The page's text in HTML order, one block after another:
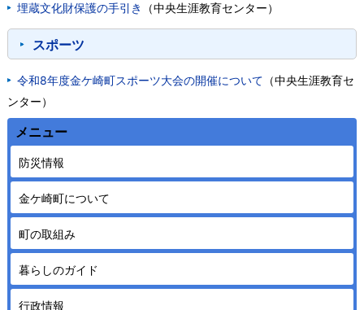
埋蔵文化財保護の手引き
（中央生涯教育センター）
スポーツ
令和8年度金ケ崎町スポーツ大会の開催について （中央生涯教育セ
ンター）
メニュー
防災情報
金ケ崎町について
町の取組み
暮らしのガイド
行政情報